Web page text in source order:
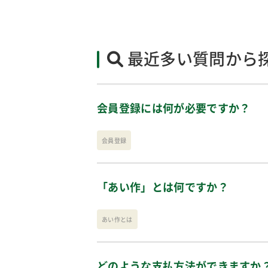
最近多い質問から
会員登録には何が必要ですか？
会員登録
「あい作」とは何ですか？
あい作とは